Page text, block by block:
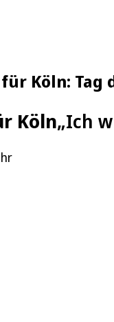
Köln:
Köln„Ich